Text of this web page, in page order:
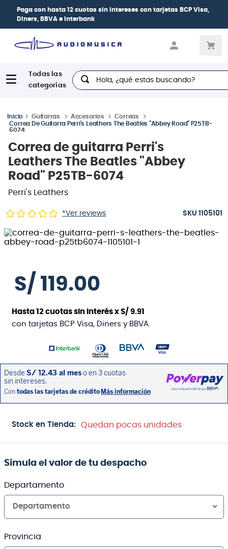
Paga con hasta 12 cuotas sin intereses con tarjetas BCP Visa,
Diners, BBVA e Interbank
Hola, ¿qué estas buscando?
Guitarras Accesorios
Correas
Correa De Guitarra Perri's Leathers The Beatles "Abbey Road" P25TB-
6074
Correa de guitarra Perri's
Leathers The Beatles "Abbey
Road" P25TB-6074
Perri's Leathers
*Ver reviews :1105101
S/ 119.00
Hasta12 cuotas sin interés xS/ 9.91
con tarjetas BCP Visa, Diners y BBVA.
Stock en Tienda: Quedan pocas unidades
Simula el valor de tu despacho
Departamento
Departamento
Provincia